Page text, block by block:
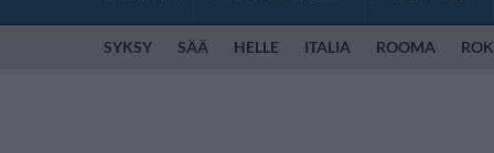
SYKSY SÄÄ HELLE ITALIA ROOMA